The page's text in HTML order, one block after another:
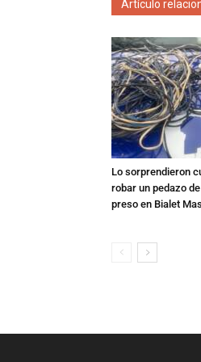
Artículo
Lo sorprendieron
robar un pedazo
preso en Bialet